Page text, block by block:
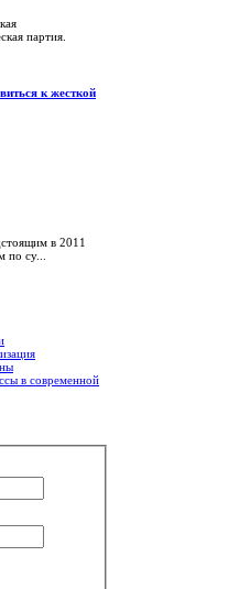
партия.
к жесткой
в 2011
по су...
в современной